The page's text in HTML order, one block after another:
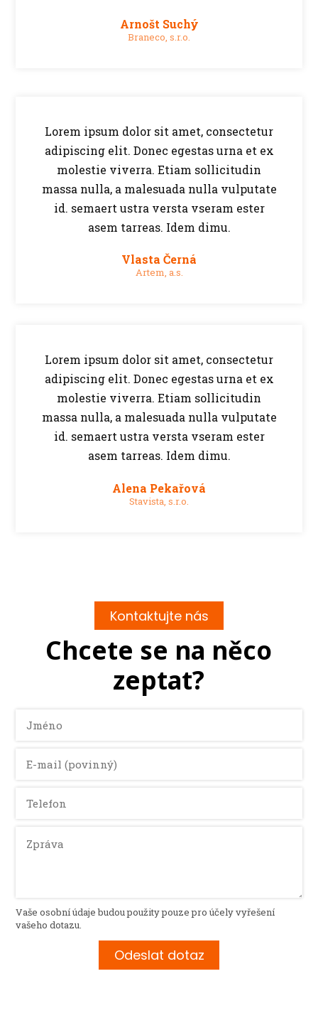
Arnošt Suchý
Braneco, s.r.o.
Lorem ipsum dolor sit amet, consectetur
adipiscing elit. Donec egestas urna et ex
molestie viverra. Etiam sollicitudin
massa nulla, a malesuada nulla vulputate
id. semaert ustra versta vseram ester
asem tarreas. Idem dimu.
Vlasta Černá
Artem, a.s.
Lorem ipsum dolor sit amet, consectetur
adipiscing elit. Donec egestas urna et ex
molestie viverra. Etiam sollicitudin
massa nulla, a malesuada nulla vulputate
id. semaert ustra versta vseram ester
asem tarreas. Idem dimu.
Alena Pekařová
Stavista, s.r.o.
Kontaktujte nás
Chcete se na něco
zeptat?
Vaše osobní údaje budou použity pouze pro účely vyřešení
vašeho dotazu.
Odeslat dotaz